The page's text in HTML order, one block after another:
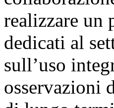
realizzare
dedicati al
sull’uso
osservazioni